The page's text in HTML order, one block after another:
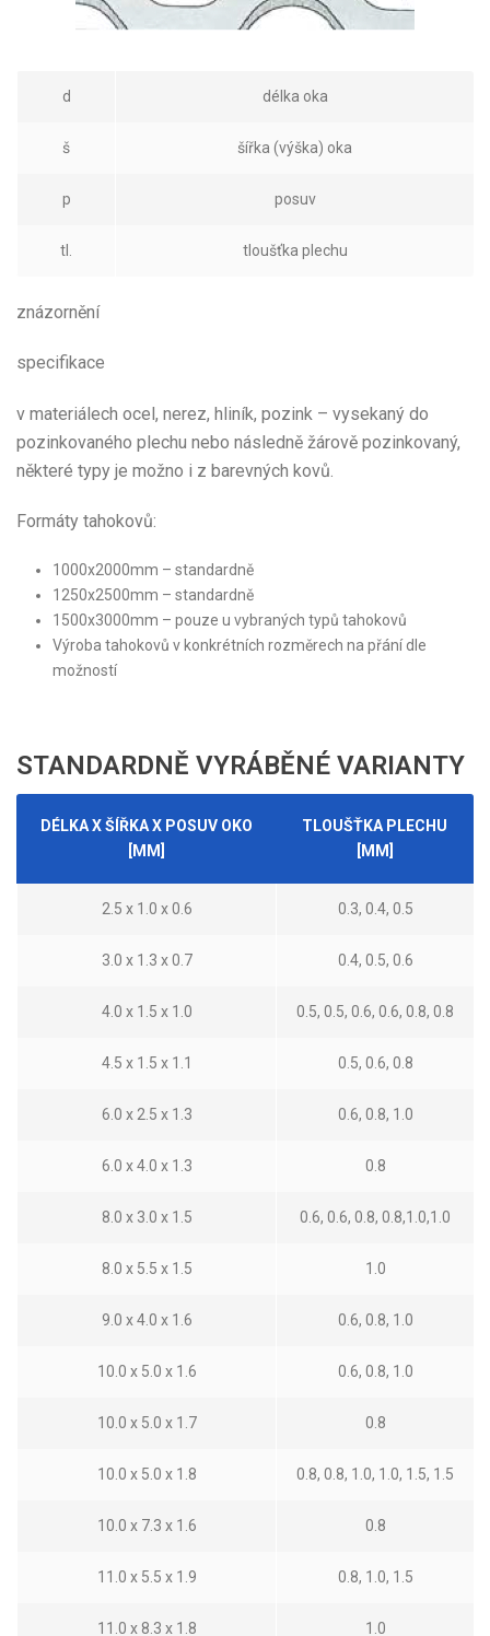
d délka oka
š šířka (výška) oka
p posuv
tl. tloušťka plechu
znázornění
specifikace
v materiálech ocel, nerez, hliník, pozink – vysekaný do
pozinkovaného plechu nebo následně žárově pozinkovaný,
některé typy je možno i z barevných kovů.
Formáty tahokovů:
1000x2000mm – standardně
1250x2500mm – standardně
1500x3000mm – pouze u vybraných typů tahokovů
Výroba tahokovů v konkrétních rozměrech na přání dle
možností
STANDARDNĚ VYRÁBĚNÉ VARIANTY
DÉLKA X ŠÍŘKA X POSUV OKO
[MM]
TLOUŠŤKA PLECHU
[MM]
2.5 x 1.0 x 0.6 0.3, 0.4, 0.5
3.0 x 1.3 x 0.7 0.4, 0.5, 0.6
4.0 x 1.5 x 1.0 0.5, 0.5, 0.6, 0.6, 0.8, 0.8
4.5 x 1.5 x 1.1 0.5, 0.6, 0.8
6.0 x 2.5 x 1.3 0.6, 0.8, 1.0
6.0 x 4.0 x 1.3 0.8
8.0 x 3.0 x 1.5 0.6, 0.6, 0.8, 0.8,1.0,1.0
8.0 x 5.5 x 1.5 1.0
9.0 x 4.0 x 1.6 0.6, 0.8, 1.0
10.0 x 5.0 x 1.6 0.6, 0.8, 1.0
10.0 x 5.0 x 1.7 0.8
10.0 x 5.0 x 1.8 0.8, 0.8, 1.0, 1.0, 1.5, 1.5
10.0 x 7.3 x 1.6 0.8
11.0 x 5.5 x 1.9 0.8, 1.0, 1.5
11.0 x 8.3 x 1.8 1.0